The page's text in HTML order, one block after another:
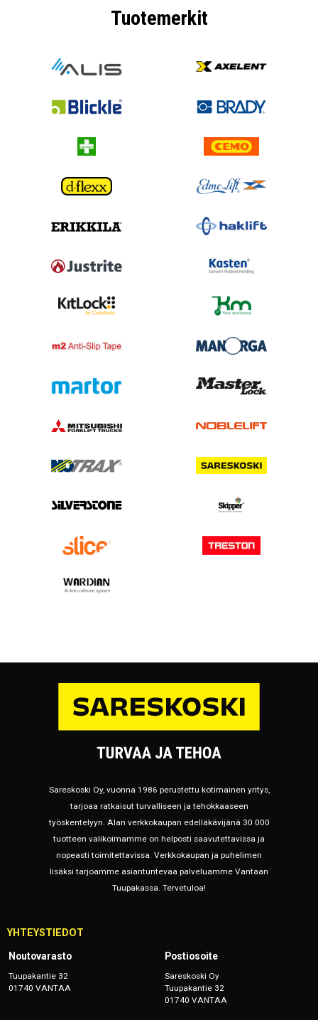
Tuotemerkit
Sareskoski Oy, vuonna 1986 perustettu kotimainen yritys,
tarjoaa ratkaisut turvalliseen ja tehokkaaseen
työskentelyyn. Alan verkkokaupan edelläkävijänä 30 000
tuotteen valikoimamme on helposti saavutettavissa ja
nopeasti toimitettavissa. Verkkokaupan ja puhelimen
lisäksi tarjoamme asiantuntevaa palveluamme Vantaan
Tuupakassa. Tervetuloa!
YHTEYSTIEDOT
Noutovarasto
Tuupakantie 32
01740 VANTAA
Postiosoite
Sareskoski Oy
Tuupakantie 32
01740 VANTAA